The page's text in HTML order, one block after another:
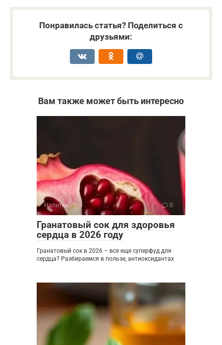
Понравилась статья? Поделиться с
друзьями:
Вам также может быть интересно
Напитки 0
Гранатовый сок для здоровья
сердца в 2026 году
Гранатовый сок в 2026 – все еще суперфуд для
сердца? Разбираемся в пользе, антиоксидантах